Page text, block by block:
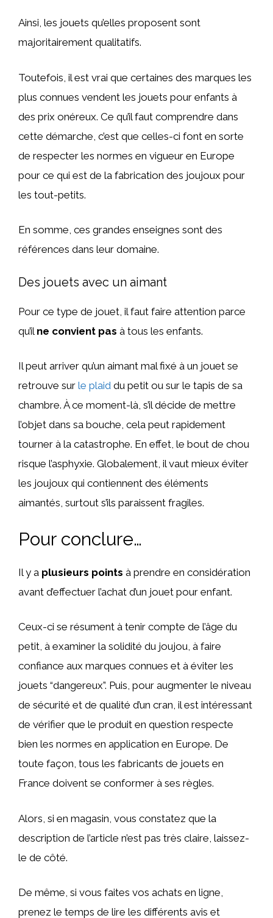
Ainsi, les jouets qu’elles proposent sont
majoritairement qualitatifs.
Toutefois, il est vrai que certaines des marques les
plus connues vendent les jouets pour enfants à
des prix onéreux. Ce qu’il faut comprendre dans
cette démarche, c’est que celles-ci font en sorte
de respecter les normes en vigueur en Europe
pour ce qui est de la fabrication des joujoux pour
les tout-petits.
En somme, ces grandes enseignes sont des
références dans leur domaine.
Des jouets avec un aimant
Pour ce type de jouet, il faut faire attention parce
qu’il ne convient pas à tous les enfants.
Il peut arriver qu’un aimant mal fixé à un jouet se
retrouve sur le plaid du petit ou sur le tapis de sa
chambre. À ce moment-là, s’il décide de mettre
l’objet dans sa bouche, cela peut rapidement
tourner à la catastrophe. En effet, le bout de chou
risque l’asphyxie. Globalement, il vaut mieux éviter
les joujoux qui contiennent des éléments
aimantés, surtout s’ils paraissent fragiles.
Pour conclure…
Il y a plusieurs points à prendre en considération
avant d’effectuer l’achat d’un jouet pour enfant.
Ceux-ci se résument à tenir compte de l’âge du
petit, à examiner la solidité du joujou, à faire
confiance aux marques connues et à éviter les
jouets “dangereux”. Puis, pour augmenter le niveau
de sécurité et de qualité d’un cran, il est intéressant
de vérifier que le produit en question respecte
bien les normes en application en Europe. De
toute façon, tous les fabricants de jouets en
France doivent se conformer à ses règles.
Alors, si en magasin, vous constatez que la
description de l’article n’est pas très claire, laissez-
le de côté.
De même, si vous faites vos achats en ligne,
prenez le temps de lire les différents avis et